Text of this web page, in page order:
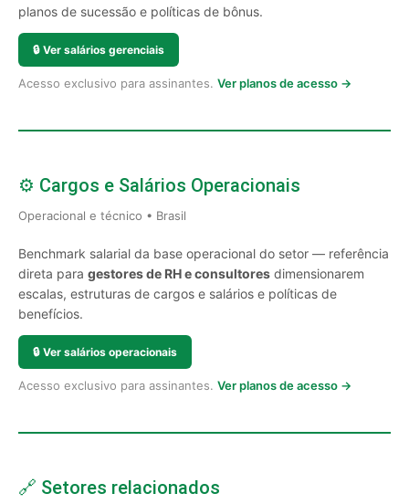
planos de sucessão e políticas de bônus.
🔒 Ver salários gerenciais
Acesso exclusivo para assinantes. Ver planos de acesso →
⚙️ Cargos e Salários Operacionais
Operacional e técnico • Brasil
Benchmark salarial da base operacional do setor — referência
direta para gestores de RH e consultores dimensionarem
escalas, estruturas de cargos e salários e políticas de
benefícios.
🔒 Ver salários operacionais
Acesso exclusivo para assinantes. Ver planos de acesso →
🔗 Setores relacionados